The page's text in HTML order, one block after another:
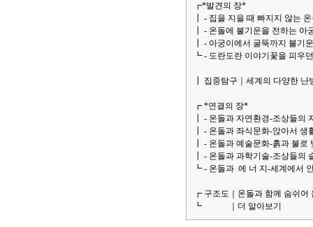
┏*발견의 장*
┃ - 집을 지을 때 빠지지 않는
┃ - 온돌에 불기운을 전하는 아
┃ - 아궁이에서 굴뚝까지 불기
┗ - 도란도란 이야기꽃을 피우
┃ 집중탐구｜세계의 다양한 난
┏ *연결의 장*
┃ - 온돌과 자연환경-조상들의
┃ - 온돌과 좌식문화-앉아서 생
┃ - 온돌과 예술문화-흙과 불로
┃ - 온돌과 과학기술-조상들의
┗ - 온돌과 에 너 지-세계에서
┏ 구조도｜온돌과 함께 숨쉬어
┗ ｜더 알아보기